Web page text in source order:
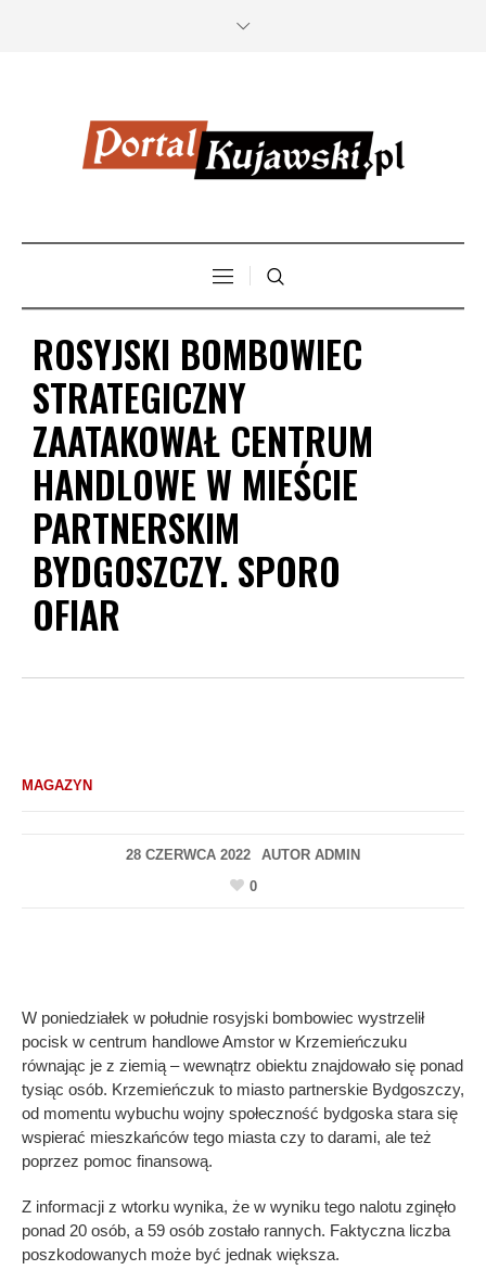
ROSYJSKI BOMBOWIEC
STRATEGICZNY
ZAATAKOWAŁ CENTRUM
HANDLOWE W MIEŚCIE
PARTNERSKIM
BYDGOSZCZY. SPORO
OFIAR
MAGAZYN
28 CZERWCA 2022 AUTOR ADMIN
0
W poniedziałek w południe rosyjski bombowiec wystrzelił
pocisk w centrum handlowe Amstor w Krzemieńczuku
równając je z ziemią – wewnątrz obiektu znajdowało się ponad
tysiąc osób. Krzemieńczuk to miasto partnerskie Bydgoszczy,
od momentu wybuchu wojny społeczność bydgoska stara się
wspierać mieszkańców tego miasta czy to darami, ale też
poprzez pomoc finansową.
Z informacji z wtorku wynika, że w wyniku tego nalotu zginęło
ponad 20 osób, a 59 osób zostało rannych. Faktyczna liczba
poszkodowanych może być jednak większa.